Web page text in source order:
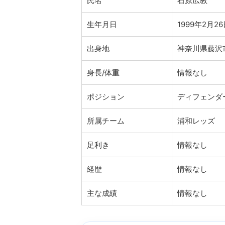
生年月日 1999年2月26
出身地 神奈川県藤沢
身長/体重 情報なし
ポジション ディフェン
所属チーム 浦和レッズ
足利き 情報なし
経歴 情報なし
主な成績 情報なし